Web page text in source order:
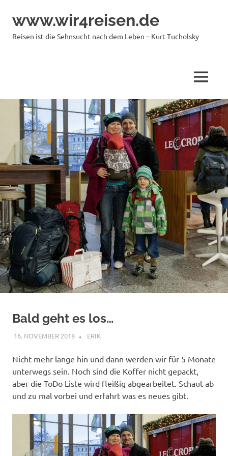
Inhaltwww.wir4reisen.de
Reisen ist die Sehnsucht nach dem Leben – Kurt Tucholsky
MENÜ
Bald geht es los…
16. NOVEMBER 2018 ERIKALLGEMEIN
Nicht mehr lange hin und dann werden wir für 5 Monate
unterwegs sein. Noch sind die Koffer nicht gepackt,
aber die ToDo Liste wird fleißig abgearbeitet. Schaut ab
und zu mal vorbei und erfahrt was es neues gibt.